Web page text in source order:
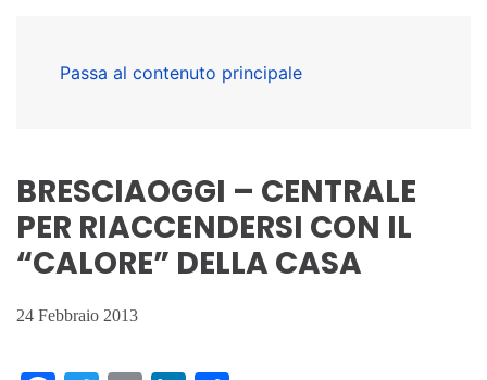
Passa al contenuto principale
BRESCIAOGGI – CENTRALE
PER RIACCENDERSI CON IL
“CALORE” DELLA CASA
24 Febbraio 2013